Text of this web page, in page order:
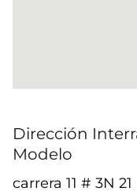
Dirección
Modelo
carrera 11 # 3N